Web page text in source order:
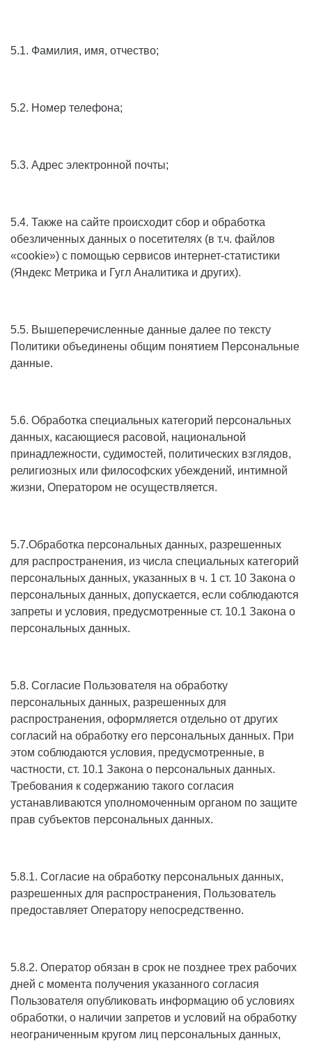
5.1. Фамилия, имя, отчество;
5.2. Номер телефона;
5.3. Адрес электронной почты;
5.4. Также на сайте происходит сбор и обработка
обезличенных данных о посетителях (в т.ч. файлов
«cookie») с помощью сервисов интернет-статистики
(Яндекс Метрика и Гугл Аналитика и других).
5.5. Вышеперечисленные данные далее по тексту
Политики объединены общим понятием Персональные
данные.
5.6. Обработка специальных категорий персональных
данных, касающиеся расовой, национальной
принадлежности, судимостей, политических взглядов,
религиозных или философских убеждений, интимной
жизни, Оператором не осуществляется.
5.7.Обработка персональных данных, разрешенных
для распространения, из числа специальных категорий
персональных данных, указанных в ч. 1 ст. 10 Закона о
персональных данных, допускается, если соблюдаются
запреты и условия, предусмотренные ст. 10.1 Закона о
персональных данных.
5.8. Согласие Пользователя на обработку
персональных данных, разрешенных для
распространения, оформляется отдельно от других
согласий на обработку его персональных данных. При
этом соблюдаются условия, предусмотренные, в
частности, ст. 10.1 Закона о персональных данных.
Требования к содержанию такого согласия
устанавливаются уполномоченным органом по защите
прав субъектов персональных данных.
5.8.1. Согласие на обработку персональных данных,
разрешенных для распространения, Пользователь
предоставляет Оператору непосредственно.
5.8.2. Оператор обязан в срок не позднее трех рабочих
дней с момента получения указанного согласия
Пользователя опубликовать информацию об условиях
обработки, о наличии запретов и условий на обработку
неограниченным кругом лиц персональных данных,